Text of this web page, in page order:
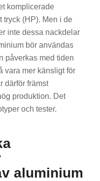
komplicerade
tryck (HP). Men i de
inte dessa nackdelar
bör användas
påverkas med tiden
vara mer känsligt för
därför främst
produktion. Det
och tester.
aluminium